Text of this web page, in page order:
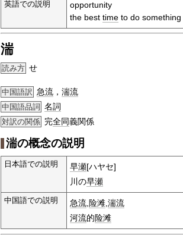
英語での説明
opportunity
the best time to do something
湍
読み方 せ
中国語訳 急流 ， 湍流
中国語品詞 名詞
対訳の関係 完全同義関係
湍の概念の説明
日本語での説明 早瀬[ハヤセ]
川の早瀬
中国語での説明 急流,险滩,湍流
河流的险滩